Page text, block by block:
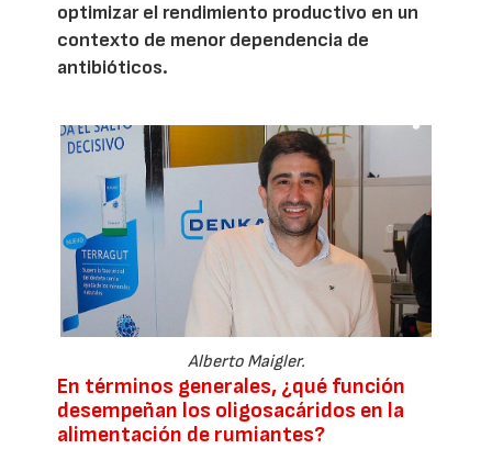
optimizar el rendimiento productivo en un
contexto de menor dependencia de
antibióticos.
Alberto Maigler.
En términos generales, ¿qué función
desempeñan los oligosacáridos en la
alimentación de rumiantes?